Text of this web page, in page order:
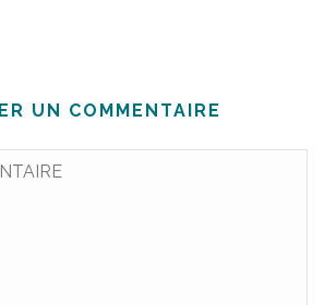
UN COMMENTAIRE